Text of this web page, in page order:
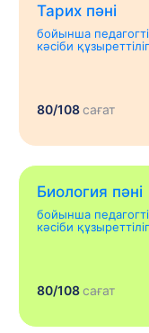
Тарих пәні
бойынша
кәсіби
80/108сағат
Биология пәні
бойынша
кәсіби
80/108сағат